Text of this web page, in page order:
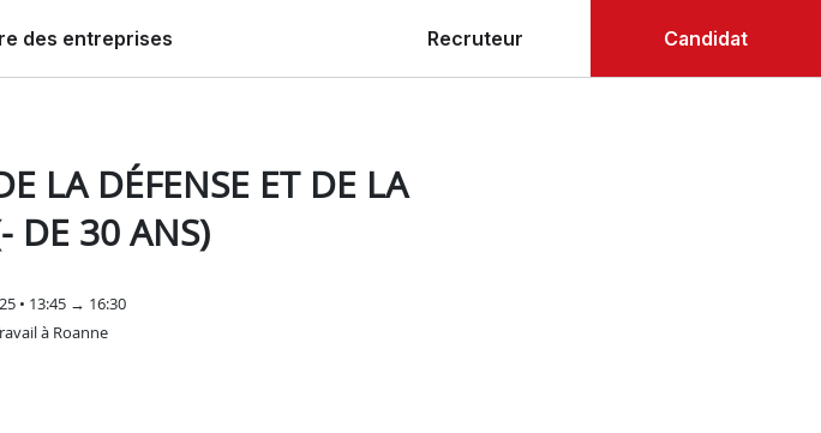
des entreprises Recruteur Candidat
LA DÉFENSE ET DE LA
DE 30 ANS)
• 13:45 → 16:30
à Roanne